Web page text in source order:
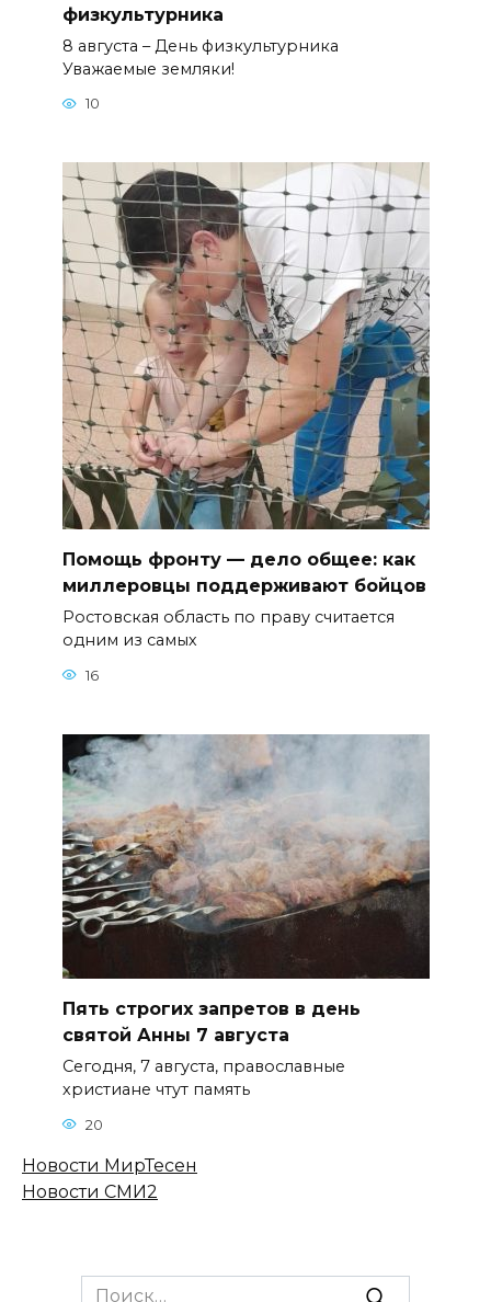
физкультурника
8 августа – День физкультурника
Уважаемые земляки!
10
Помощь фронту — дело общее: как
миллеровцы поддерживают бойцов
Ростовская область по праву считается
одним из самых
16
Пять строгих запретов в день
святой Анны 7 августа
Сегодня, 7 августа, православные
христиане чтут память
20
Новости МирТесен
Новости СМИ2
Search